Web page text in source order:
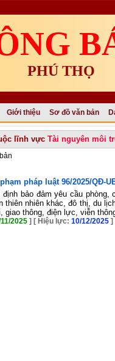
PHÚ THỌ
Giới thiệu Sơ đồ văn bản
lĩnh vực Tài nguyên môi
pháp luật 96/2025/QĐ-
định bảo đảm yêu cầu
thiên nhiên khác, đô thị, du
giao thông, điện lực, viễn
2025 ] [ Hiệu lực: 10/12/2025 ]